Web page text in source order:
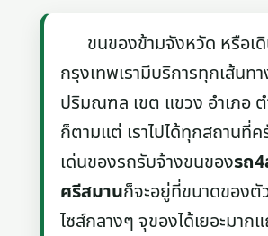
ขนของข้ามจังหวัด หรือเดิ
กรุงเทพเรามีบริการทุกเส้นท
ปริมณฑล เขต แขวง อำเภอ
ก็ตามแต่ เราไปได้ทุกสถานที่
เด่นของรถรับจ้างขนของรถ
ศรีสมานก็จะอยู่ที่ขนาดของตั
ไซส์กลางๆ จุของได้เยอะมาก